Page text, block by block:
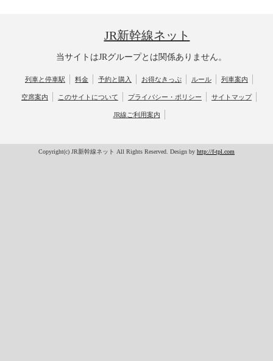
JR新幹線ネット
当サイトはJRグループとは関係ありません。
列車と停車駅 料金 予約と購入 お得なきっぷ ルール 列車案内
空席案内 このサイトについて プライバシー・ポリシー サイトマップ
JR線ご利用案内
Copyright(c) JR新幹線ネット All Rights Reserved. Design by http://f-tpl.com